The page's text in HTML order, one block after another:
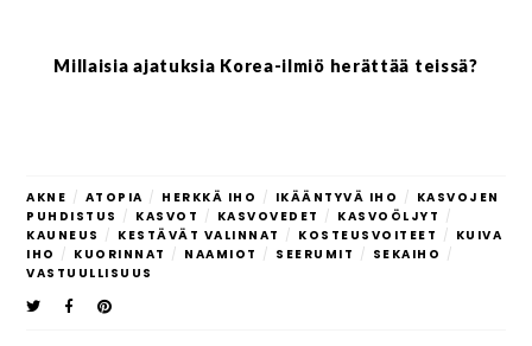
Millaisia ajatuksia Korea-ilmiö herättää teissä?
AKNE / ATOPIA / HERKKÄ IHO / IKÄÄNTYVÄ IHO / KASVOJEN
PUHDISTUS / KASVOT / KASVOVEDET / KASVOÖLJYT /
KAUNEUS / KESTÄVÄT VALINNAT / KOSTEUSVOITEET / KUIVA
IHO / KUORINNAT / NAAMIOT / SEERUMIT / SEKAIHO /
VASTUULLISUUS